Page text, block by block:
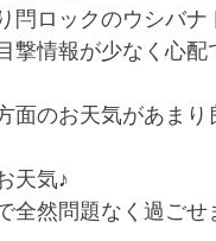
閂ロックのウシバナ
撃情報が少なく心配
面のお天気があま
天気♪
全然問題なく過ごせ